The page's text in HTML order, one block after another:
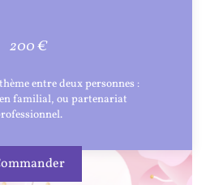
200 €
entre deux personnes :
familial, ou partenariat